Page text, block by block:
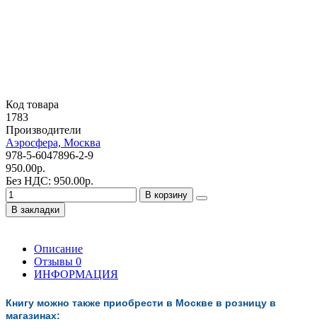
Код товара
1783
Производители
Аэросфера, Москва
978-5-6047896-2-9
950.00р.
Без НДС: 950.00р.
В корзину
В закладки
Описание
Отзывы 0
ИНФОРМАЦИЯ
Книгу можно также приобрести в Москве в розницу в
магазинах: